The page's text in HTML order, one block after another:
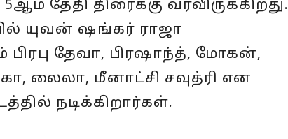
தேதி திரைக்கு வரவிருக்கிறது.
யுவன் ஷங்கர் ராஜா
தேவா, பிரஷாந்த், மோகன்,
லைலா, மீனாட்சி சவுத்ரி என
நடிக்கிறார்கள்.